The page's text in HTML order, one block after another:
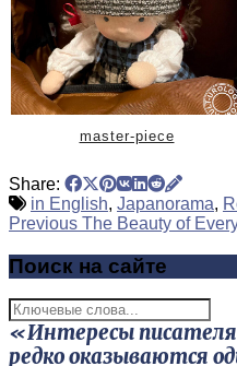
master-piece
Share:
in English, Japanorama,
Previous The Beauty of
Поиск на сайте
«Интересы
редко оказываются